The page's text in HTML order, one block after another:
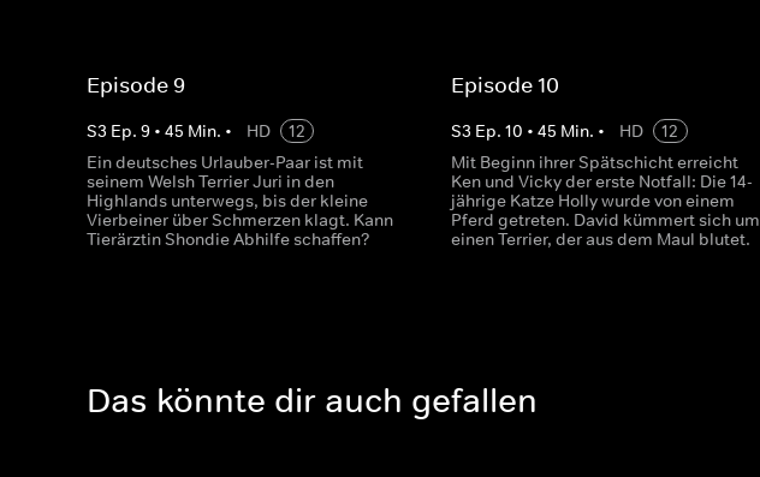
Episode 9
S3 Ep. 9 • 45 Min. • HD
12
Ein deutsches Urlauber-Paar ist mit
seinem Welsh Terrier Juri in den
Highlands unterwegs, bis der kleine
Vierbeiner über Schmerzen klagt. Kann
Tierärztin Shondie Abhilfe schaffen?
Episode 10
S3 Ep.10 •45 Min. • HD
12
Mit Beginn ihrer Spätschicht erreicht
Ken und Vicky der erste Notfall: Die 14-
jährige Katze Holly wurde von einem
Pferd getreten. David kümmert sich um
einen Terrier, der aus dem Maul blutet.
Das könnte dir auch gefallen